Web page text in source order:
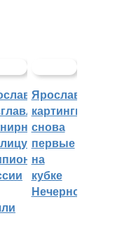
Ярославские
картингисты
снова
первые
на
кубке
Нечерноземья